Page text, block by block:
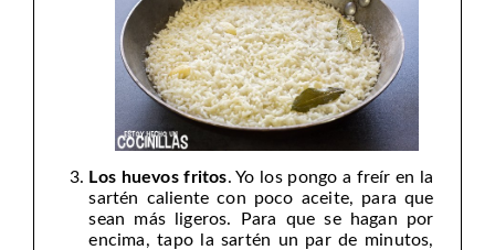
Los huevos fritos. Yo los pongo a freír en la
sartén caliente con poco aceite, para que
sean más ligeros. Para que se hagan por
encima, tapo la sartén un par de minutos,